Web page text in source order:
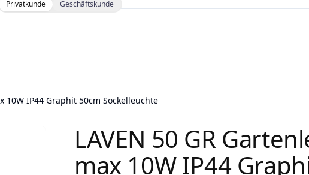
Privatkunde Geschäftskunde
10W IP44 Graphit 50cm Sockelleuchte
LAVEN 50 GR
max 10W IP44